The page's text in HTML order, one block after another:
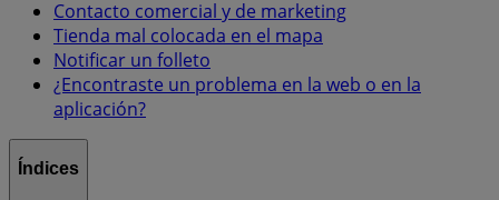
Contacto comercial y de marketing
Tienda mal colocada en el mapa
Notificar un folleto
¿Encontraste un problema en la web o en la
aplicación?
Índices